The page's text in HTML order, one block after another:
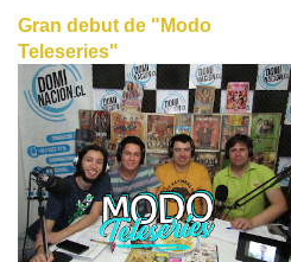
Gran debut de "Modo
Teleseries"